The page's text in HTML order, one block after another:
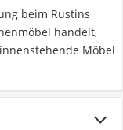
beim Rustins
handelt,
Möbel